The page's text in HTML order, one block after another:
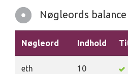
Nøgleords balance
Nøgleord Indhold
eth 10